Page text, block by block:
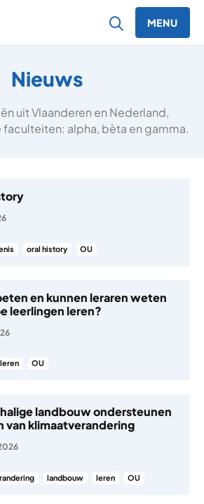
MENU
Nieuws
uit Vlaanderen en Nederland,
faculteiten: alpha, bèta en gamma.
oral history OU
en kunnen leraren weten
leerlingen leren?
leren OU
landbouw ondersteunen
van klimaatverandering
landbouw leren OU